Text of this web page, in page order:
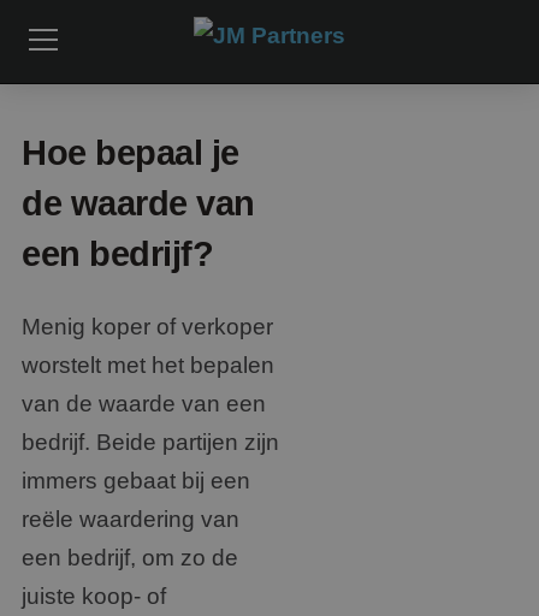
Hoe bepaal je
de waarde van
een bedrijf?
Menig koper of verkoper
worstelt met het bepalen
van de waarde van een
bedrijf. Beide partijen zijn
immers gebaat bij een
reële waardering van
een bedrijf, om zo de
juiste koop- of